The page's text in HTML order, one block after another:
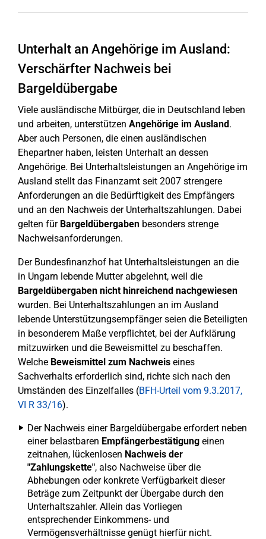
Unterhalt an Angehörige im Ausland:
Verschärfter Nachweis bei
Bargeldübergabe
Viele ausländische Mitbürger, die in Deutschland leben
und arbeiten, unterstützen Angehörige im Ausland.
Aber auch Personen, die einen ausländischen
Ehepartner haben, leisten Unterhalt an dessen
Angehörige. Bei Unterhaltsleistungen an Angehörige im
Ausland stellt das Finanzamt seit 2007 strengere
Anforderungen an die Bedürftigkeit des Empfängers
und an den Nachweis der Unterhaltszahlungen. Dabei
gelten für Bargeldübergaben besonders strenge
Nachweisanforderungen.
Der Bundesfinanzhof hat Unterhaltsleistungen an die
in Ungarn lebende Mutter abgelehnt, weil die
Bargeldübergaben nicht hinreichend nachgewiesen
wurden. Bei Unterhaltszahlungen an im Ausland
lebende Unterstützungsempfänger seien die Beteiligten
in besonderem Maße verpflichtet, bei der Aufklärung
mitzuwirken und die Beweismittel zu beschaffen.
Welche Beweismittel zum Nachweis eines
Sachverhalts erforderlich sind, richte sich nach den
Umständen des Einzelfalles (BFH-Urteil vom 9.3.2017,
VI R 33/16).
Der Nachweis einer Bargeldübergabe erfordert neben
einer belastbaren Empfängerbestätigung einen
zeitnahen, lückenlosen Nachweis der
"Zahlungskette", also Nachweise über die
Abhebungen oder konkrete Verfügbarkeit dieser
Beträge zum Zeitpunkt der Übergabe durch den
Unterhaltszahler. Allein das Vorliegen
entsprechender Einkommens- und
Vermögensverhältnisse genügt hierfür nicht.